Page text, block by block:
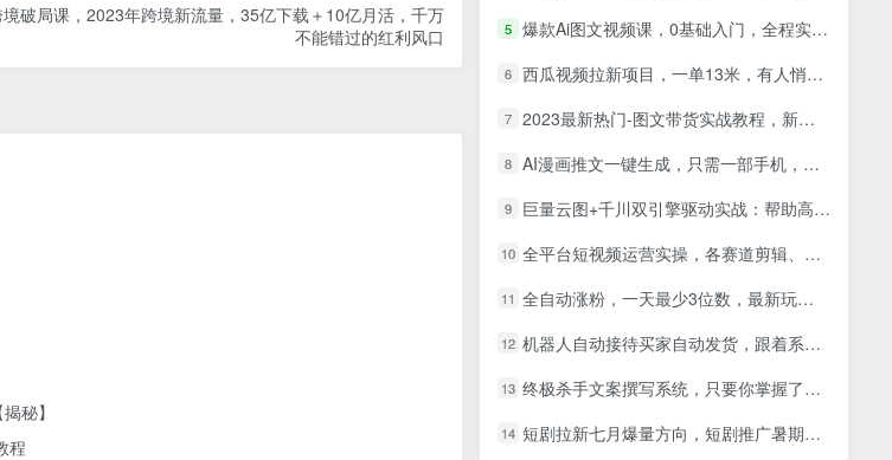
破局课，2023年跨境新流量，35亿下载＋10亿月活，千万
不能错过的红利风口
秘】
程
5 爆款Ai图文视频课，0基础入门，全程实操不空谈
6 西瓜视频拉新项目，一单13米，有人悄悄用这个方法，一条视频收益2.5w+（附详细教程）
7 2023最新热门-图文带货实战教程，新手也能轻松上手！（8节课）
8 AI漫画推文一键生成，只需一部手机，操作简单，无脑怼就可以了
9 巨量云图+千川双引擎驱动实战：帮助高消耗直播间突破流量瓶颈，构建可…
10 全平台短视频运营实操，各赛道剪辑、快手直播、数字人应用等，快速实现短视频变现
11 全自动涨粉，一天最少3位数，最新玩法，解放双手，不封号【揭秘】
12 机器人自动接待买家自动发货，跟着系统学拼多多虚拟月入1-5万
13 终极杀手文案撰写系统，只要你掌握了这些秘诀，你可以在沙漠里卖沙子（42节课）
14 短剧拉新七月爆量方向，短剧推广暑期冲量指南